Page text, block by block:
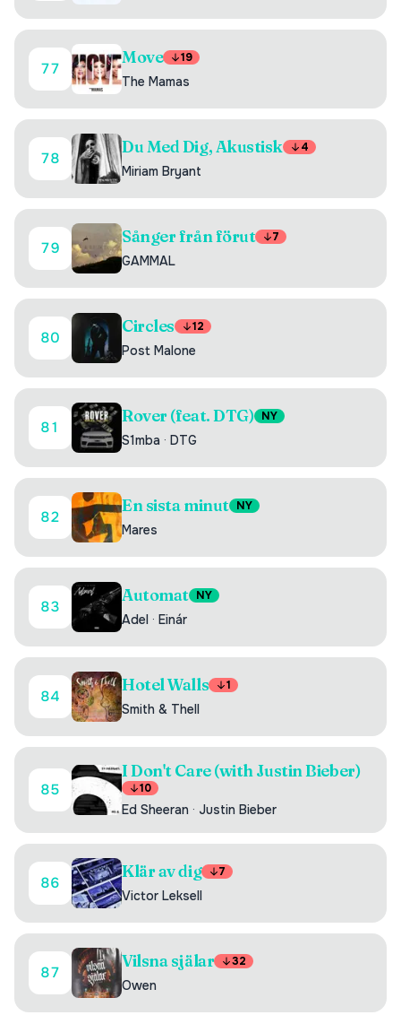
77
Move 19
The Mamas
78
Du Med Dig, Akustisk 4
Miriam Bryant
79
Sånger från förut 7
GAMMAL
80
Circles 12
Post Malone
81
Rover (feat. DTG) NY
S1mba · DTG
82
En sista minut NY
Mares
83
Automat NY
Adel · Einár
84
Hotel Walls 1
Smith & Thell
85
I Don't Care (with Justin Bieber)
10
Ed Sheeran · Justin Bieber
86
Klär av dig 7
Victor Leksell
87
Vilsna själar 32
Owen